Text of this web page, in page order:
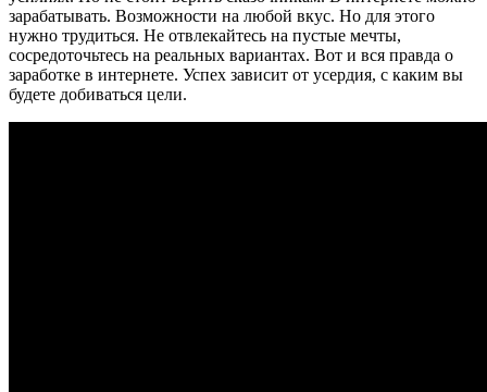
зарабатывать. Возможности на любой вкус. Но для этого
нужно трудиться. Не отвлекайтесь на пустые мечты,
сосредоточьтесь на реальных вариантах. Вот и вся правда о
заработке в интернете. Успех зависит от усердия, с каким вы
будете добиваться цели.